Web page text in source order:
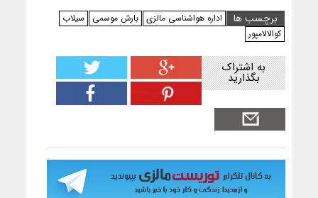
برچسب ها
اداره هواشناسی مالزی بارش موسمی
سیلاب
کوالالامپور
به اشتراک
بگذارید